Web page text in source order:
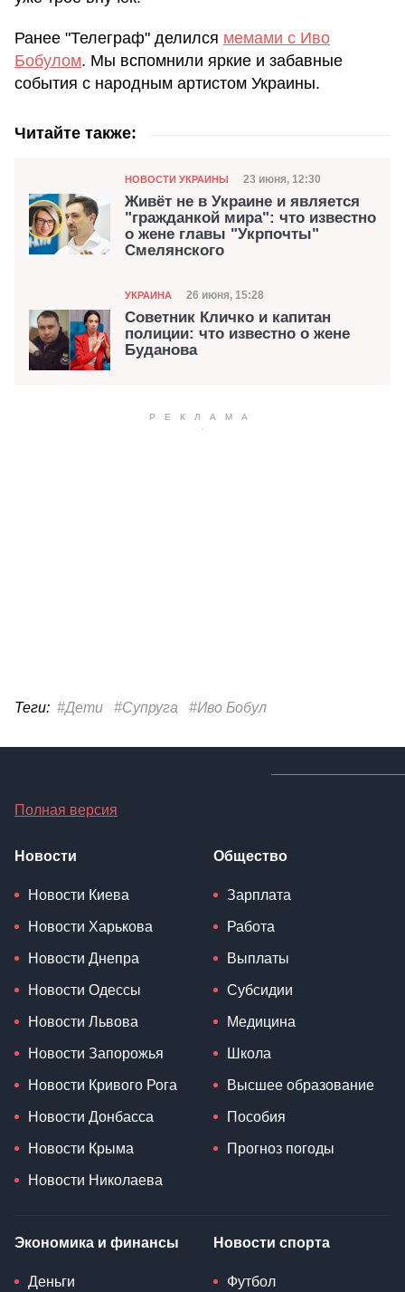
Ранее "Телеграф" делился мемами с Иво
Бобулом. Мы вспомнили яркие и забавные
события с народным артистом Украины.
Читайте также:
Категория
НОВОСТИ УКРАИНЫ Дата публикации
23 июня, 12:30
Живёт не в Украине и является
"гражданкой мира": что известно
о жене главы "Укрпочты"
Смелянского
Категория
УКРАИНА Дата публикации
26 июня, 15:28
Советник Кличко и капитан
полиции: что известно о жене
Буданова
Теги: #Дети #Супруга #Иво Бобул
Полная версия
Новости
Новости Киева
Новости Харькова
Новости Днепра
Новости Одессы
Новости Львова
Новости Запорожья
Новости Кривого Рога
Новости Донбасса
Новости Крыма
Новости Николаева
Общество
Зарплата
Работа
Выплаты
Субсидии
Медицина
Школа
Высшее образование
Пособия
Прогноз погоды
Экономика и финансы
Деньги
Новости спорта
Футбол